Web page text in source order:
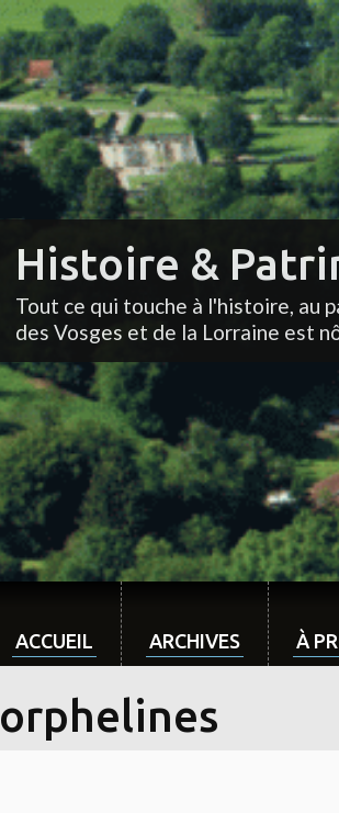
Histoire &
Tout ce qui touche à l'histoire, au
des Vosges et de la Lorraine est
ACCUEIL ARCHIVES À
orphelines